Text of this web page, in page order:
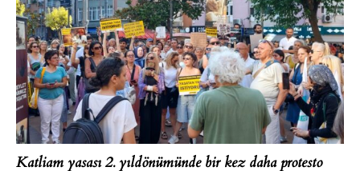
Katliam yasası 2. yıldönümünde bir kez daha protesto